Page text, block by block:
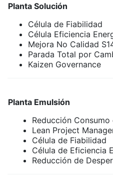
Planta Solución
Célula de Fiabilidad
Célula Eficiencia
Mejora No Calidad
Parada Total por
Kaizen Governance
Planta Emulsión
Reducción
Lean Project
Célula de Fiabilidad
Célula de Eficiencia
Reducción de